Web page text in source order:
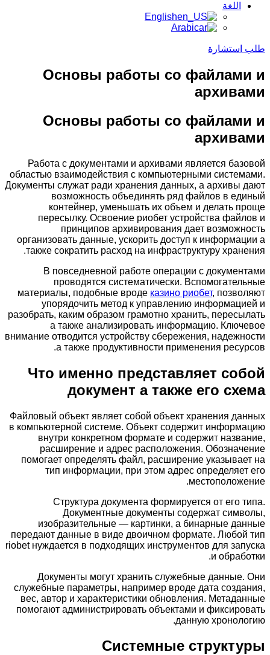
اللغة
English
Arabic
طلب استشارة
Основы работы со файлами и
архивами
Основы работы со файлами и
архивами
Работа с документами и архивами является базовой
областью взаимодействия с компьютерными системами.
Документы служат ради хранения данных, а архивы дают
возможность объединять ряд файлов в единый
контейнер, уменьшать их объем и делать проще
пересылку. Освоение риобет устройства файлов и
принципов архивирования дает возможность
организовать данные, ускорить доступ к информации а
также сократить расход на инфраструктуру хранения.
В повседневной работе операции с документами
проводятся систематически. Вспомогательные
материалы, подобные вроде казино риобет, позволяют
упорядочить метод к управлению информацией и
разобрать, каким образом грамотно хранить, пересылать
а также анализировать информацию. Ключевое
внимание отводится устройству сбережения, надежности
а также продуктивности применения ресурсов.
Что именно представляет собой
документ а также его схема
Файловый объект являет собой объект хранения данных
в компьютерной системе. Объект содержит информацию
внутри конкретном формате и содержит название,
расширение и адрес расположения. Обозначение
помогает определять файл, расширение указывает на
тип информации, при этом адрес определяет его
местоположение.
Структура документа формируется от его типа.
Документные документы содержат символы,
изобразительные — картинки, а бинарные данные
передают данные в виде двоичном формате. Любой тип
riobet нуждается в подходящих инструментов для запуска
и обработки.
Документы могут хранить служебные данные. Они
служебные параметры, например вроде дата создания,
вес, автор и характеристики обновления. Метаданные
помогают администрировать объектами и фиксировать
данную хронологию.
Системные структуры